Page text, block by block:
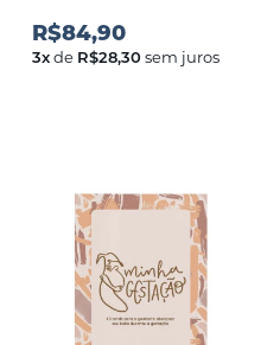
R$84,90
3xde R$28,30sem juros